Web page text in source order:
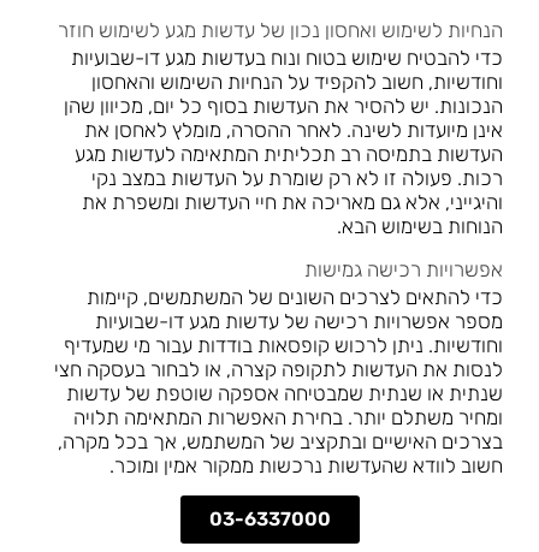
הנחיות לשימוש ואחסון נכון של עדשות מגע לשימוש חוזר
כדי להבטיח שימוש בטוח ונוח בעדשות מגע דו-שבועיות
וחודשיות, חשוב להקפיד על הנחיות השימוש והאחסון
הנכונות. יש להסיר את העדשות בסוף כל יום, מכיוון שהן
אינן מיועדות לשינה. לאחר ההסרה, מומלץ לאחסן את
העדשות בתמיסה רב תכליתית המתאימה לעדשות מגע
רכות. פעולה זו לא רק שומרת על העדשות במצב נקי
והיגייני, אלא גם מאריכה את חיי העדשות ומשפרת את
הנוחות בשימוש הבא.
אפשרויות רכישה גמישות
כדי להתאים לצרכים השונים של המשתמשים, קיימות
מספר אפשרויות רכישה של עדשות מגע דו-שבועיות
וחודשיות. ניתן לרכוש קופסאות בודדות עבור מי שמעדיף
לנסות את העדשות לתקופה קצרה, או לבחור בעסקה חצי
שנתית או שנתית שמבטיחה אספקה שוטפת של עדשות
ומחיר משתלם יותר. בחירת האפשרות המתאימה תלויה
בצרכים האישיים ובתקציב של המשתמש, אך בכל מקרה,
חשוב לוודא שהעדשות נרכשות ממקור אמין ומוכר.
03-6337000